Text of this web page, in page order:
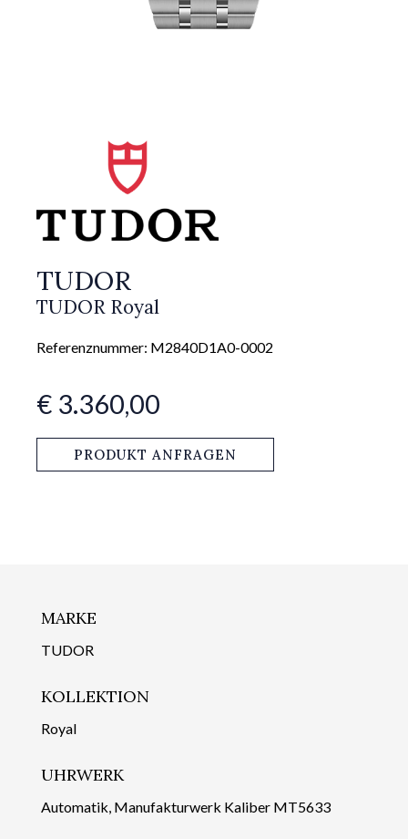
TUDOR
TUDOR Royal
Referenznummer: M2840D1A0-0002
€ 3.360,00
PRODUKT ANFRAGEN
MARKE
TUDOR
KOLLEKTION
Royal
UHRWERK
Automatik, Manufakturwerk Kaliber MT5633